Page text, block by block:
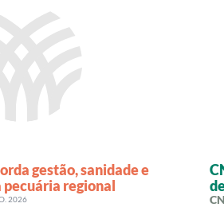
gestão, sanidade e
regional
2026